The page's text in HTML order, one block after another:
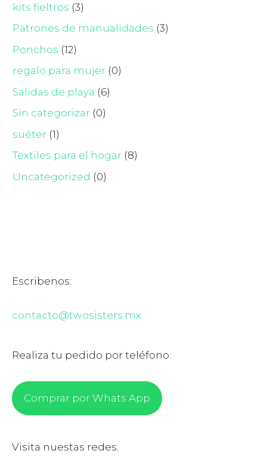
kits fieltros (3)
Patrones de manualidades (3)
Ponchos (12)
regalo para mujer (0)
Salidas de playa (6)
Sin categorizar (0)
suéter (1)
Textiles para el hogar (8)
Uncategorized (0)
Escribenos:
contacto@twosisters.mx
Realiza tu pedido por teléfono:
Comprar por Whats App
Visita nuestas redes: